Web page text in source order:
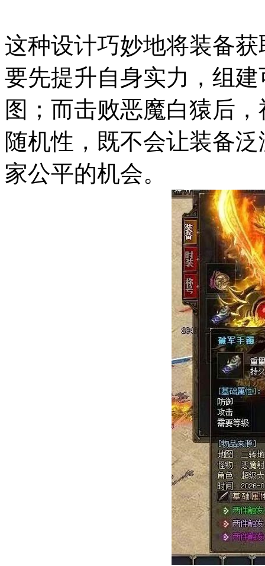
这种设计巧妙地将装备
要先提升自身实力，组
图；而击败恶魔白猿后
随机性，既不会让装备
家公平的机会。